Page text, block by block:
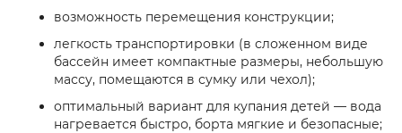
возможность перемещения конструкции;
легкость транспортировки (в сложенном виде
бассейн имеет компактные размеры, небольшую
массу, помещаются в сумку или чехол);
оптимальный вариант для купания детей — вода
нагревается быстро, борта мягкие и безопасные;